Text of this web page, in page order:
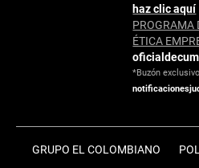
haz clic aquí
PROGRAMA
ÉTICA
*Buzón
GRUPO EL COLOMBIANO